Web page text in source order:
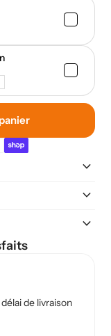
keyboard_arrow_down
keyboard_arrow_down
keyboard_arrow_down
de livraison